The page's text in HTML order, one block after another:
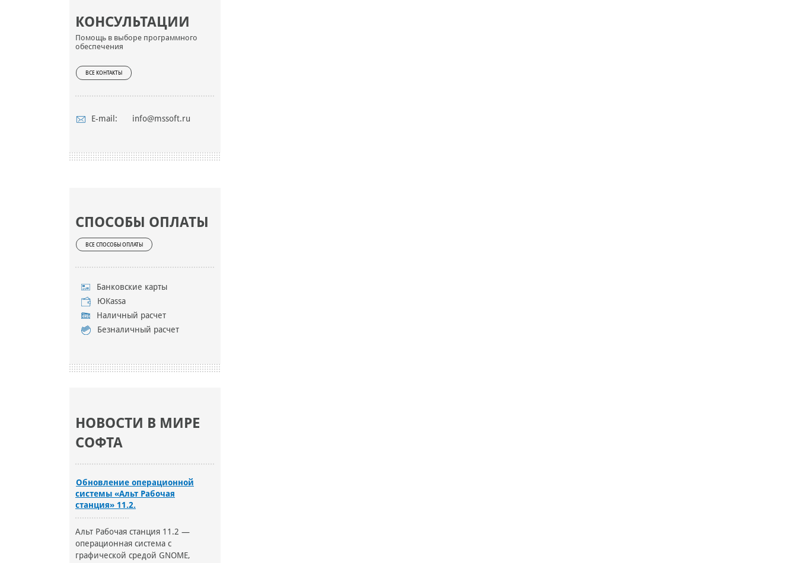
КОНСУЛЬТАЦИИ
Помощь в выборе программного
обеспечения
ВСЕ КОНТАКТЫ
E-mail: info@mssoft.ru
СПОСОБЫ ОПЛАТЫ
ВСЕ СПОСОБЫ ОПЛАТЫ
Банковские карты
ЮKassa
Наличный расчет
Безналичный расчет
НОВОСТИ В МИРЕ
СОФТА
Обновление операционной
системы «Альт Рабочая
станция» 11.2.
Альт Рабочая станция 11.2 —
операционная система с
графической средой GNOME,